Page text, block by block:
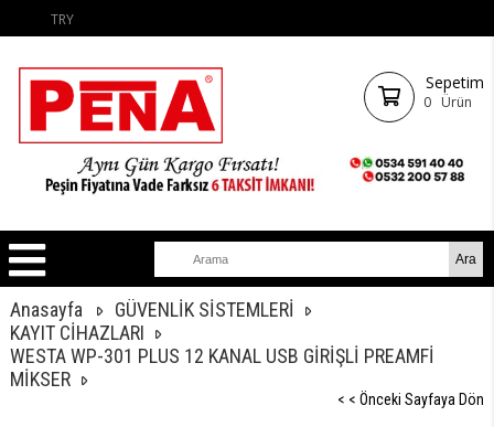
TRY
Sepetim
0 Ürün
Anasayfa
GÜVENLİK SİSTEMLERİ
KAYIT CİHAZLARI
WESTA WP-301 PLUS 12 KANAL USB GİRİŞLİ PREAMFİ
MİKSER
< < Önceki Sayfaya Dön